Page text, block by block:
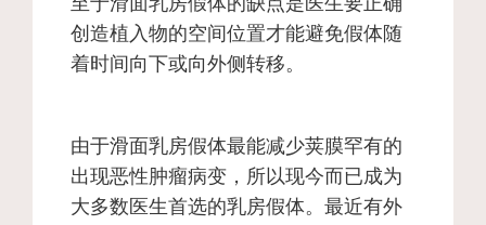
创造植入物的空间位置才能避免假体随
着时间向下或向外侧转移。
由于滑面乳房假体最能减少荚膜罕有的
出现恶性肿瘤病变，所以现今而已成为
大多数医生首选的乳房假体。最近有外